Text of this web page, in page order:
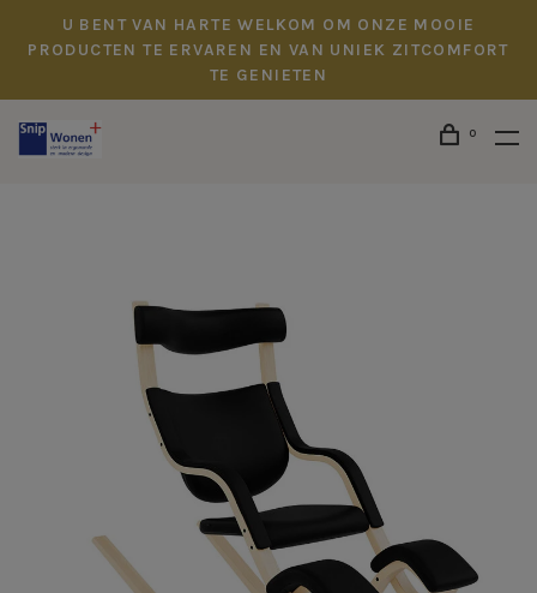
U BENT VAN HARTE WELKOM OM ONZE MOOIE
PRODUCTEN TE ERVAREN EN VAN UNIEK ZITCOMFORT
TE GENIETEN
0